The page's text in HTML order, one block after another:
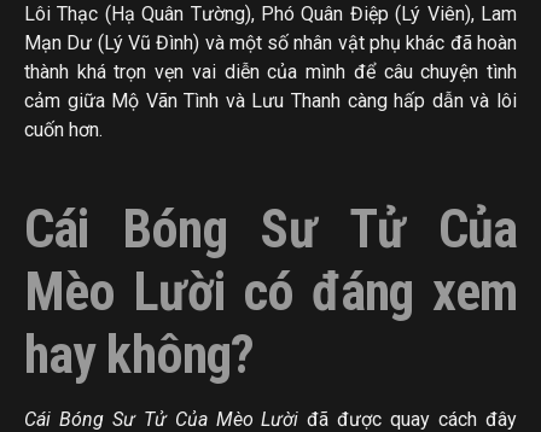
Lôi Thạc (Hạ Quân Tường), Phó Quân Điệp (Lý Viên), Lam
Mạn Dư (Lý Vũ Đình) và một số nhân vật phụ khác đã hoàn
thành khá trọn vẹn vai diễn của mình để câu chuyện tình
cảm giữa Mộ Vãn Tình và Lưu Thanh càng hấp dẫn và lôi
cuốn hơn.
Cái Bóng Sư Tử Của
Mèo Lười có đáng xem
hay không?
Cái Bóng Sư Tử Của Mèo Lườiđã được quay cách đây